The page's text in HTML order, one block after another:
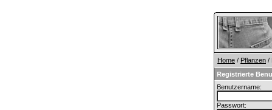
Home / Pflanzen /
Registrierte
Benutzername:
Passwort: